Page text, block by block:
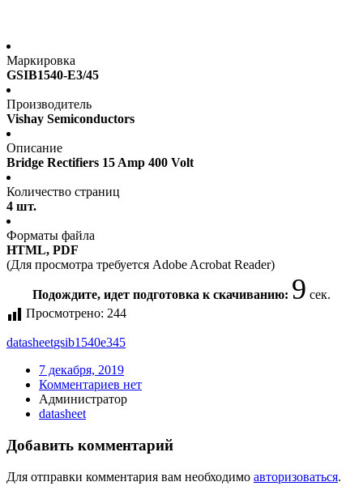
Маркировка
GSIB1540-E3/45
Производитель
Vishay Semiconductors
Описание
Bridge Rectifiers 15 Amp 400 Volt
Количество страниц
4 шт.
Форматы файла
HTML, PDF
(Для просмотра требуется Adobe Acrobat Reader)
Подождите, идет подготовка к скачиванию: 9 сек.
Просмотрено: 244
datasheetgsib1540e345
7 декабря, 2019
Комментариев нет
Администратор
datasheet
Добавить комментарий
Для отправки комментария вам необходимо авторизоваться.